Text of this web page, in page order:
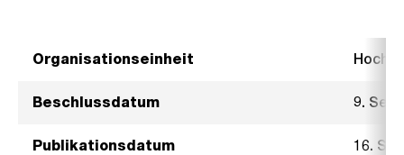
Organisationseinheit
Beschlussdatum 9.
Publikationsdatum 16.